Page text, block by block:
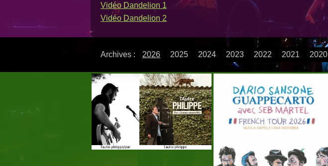
Vidéo Dandelion 1
Vidéo Dandelion 2
Archives : 2026 2025 2024 2023 2022 2021 2020